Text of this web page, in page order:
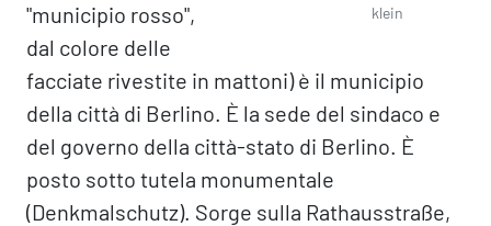
klein
"municipio rosso",
dal colore delle
facciate rivestite in mattoni) è il municipio
della città di Berlino. È la sede del sindaco e
del governo della città-stato di Berlino. È
posto sotto tutela monumentale
(Denkmalschutz). Sorge sulla Rathausstraße,